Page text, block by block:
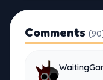
Comments